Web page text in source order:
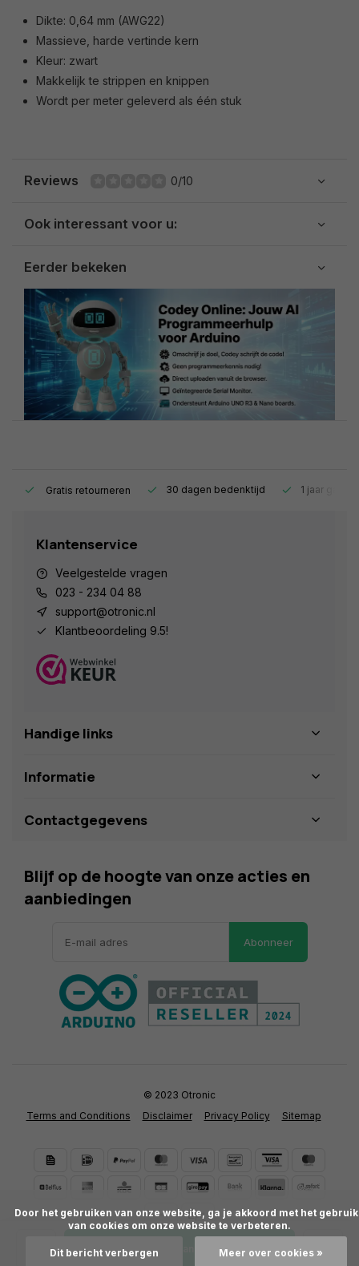
Toevoegen aan winkelwagen
Dikte: 0,64 mm (AWG22)
Massieve, harde vertinde kern
Kleur: zwart
Makkelijk te strippen en knippen
Wordt per meter geleverd als één stuk
Reviews 0/10
Ook interessant voor u:
Eerder bekeken
Gratis retourneren 30 dagen bedenktijd 1 jaar
Klantenservice
Veelgestelde vragen
023 - 234 04 88
support@otronic.nl
Klantbeoordeling 9.5!
Handige links
Informatie
Contactgegevens
Blijf op de hoogte van onze acties en
aanbiedingen
Abonneer
Terms and Conditions Disclaimer Privacy Policy Sitemap
© 2023 Otronic
van cookies om onze website te verbeteren.
Dit bericht verbergen Meer over cookies »